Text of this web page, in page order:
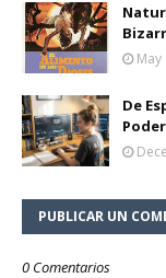
May
De
PUBLICAR UN
0 Comentarios